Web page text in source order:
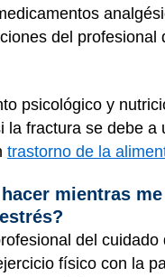
del profesional
psicológico y
la fractura se debe a
trastorno de la
mientras
del cuidado
físico con la